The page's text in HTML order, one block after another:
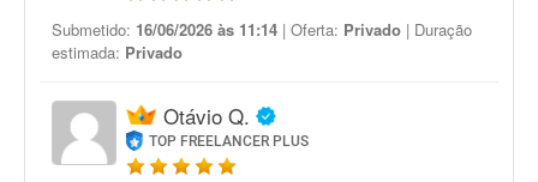
Submetido: 16/06/2026 às 11:14 | Oferta: Privado | Duração
estimada: Privado
Otávio Q.
TOP FREELANCER PLUS